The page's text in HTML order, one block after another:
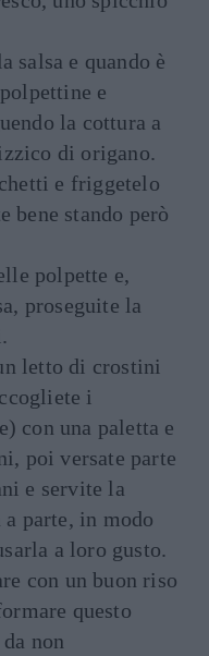
salsa e quando è
e
la cottura a
di origano.
e friggetelo
bene stando però
polpette e,
proseguite la
letto di crostini
i
con una paletta e
poi versate parte
e servite la
a parte, in modo
a loro gusto.
con un buon riso
questo
non